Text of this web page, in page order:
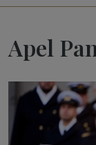
Apel